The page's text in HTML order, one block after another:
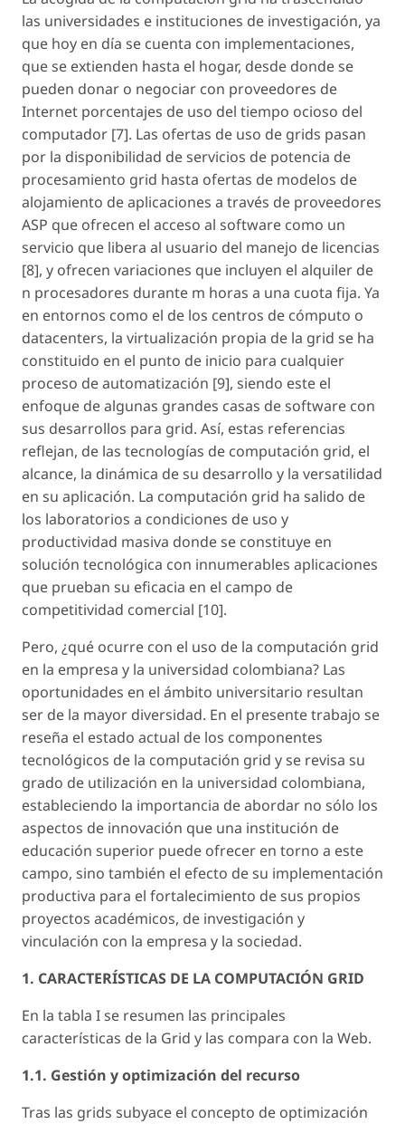
las universidades e instituciones de investigación, ya
que hoy en día se cuenta con implementaciones,
que se extienden hasta el hogar, desde donde se
pueden donar o negociar con proveedores de
Internet porcentajes de uso del tiempo ocioso del
computador [7]. Las ofertas de uso de grids pasan
por la disponibilidad de servicios de potencia de
procesamiento grid hasta ofertas de modelos de
alojamiento de aplicaciones a través de proveedores
ASP que ofrecen el acceso al software como un
servicio que libera al usuario del manejo de licencias
[8], y ofrecen variaciones que incluyen el alquiler de
n procesadores durante m horas a una cuota fija. Ya
en entornos como el de los centros de cómputo o
datacenters, la virtualización propia de la grid se ha
constituido en el punto de inicio para cualquier
proceso de automatización [9], siendo este el
enfoque de algunas grandes casas de software con
sus desarrollos para grid. Así, estas referencias
reflejan, de las tecnologías de computación grid, el
alcance, la dinámica de su desarrollo y la versatilidad
en su aplicación. La computación grid ha salido de
los laboratorios a condiciones de uso y
productividad masiva donde se constituye en
solución tecnológica con innumerables aplicaciones
que prueban su eficacia en el campo de
competitividad comercial [10].
Pero, ¿qué ocurre con el uso de la computación grid
en la empresa y la universidad colombiana? Las
oportunidades en el ámbito universitario resultan
ser de la mayor diversidad. En el presente trabajo se
reseña el estado actual de los componentes
tecnológicos de la computación grid y se revisa su
grado de utilización en la universidad colombiana,
estableciendo la importancia de abordar no sólo los
aspectos de innovación que una institución de
educación superior puede ofrecer en torno a este
campo, sino también el efecto de su implementación
productiva para el fortalecimiento de sus propios
proyectos académicos, de investigación y
vinculación con la empresa y la sociedad.
1. CARACTERÍSTICAS DE LA COMPUTACIÓN GRID
En la tabla I se resumen las principales
características de la Grid y las compara con la Web.
1.1. Gestión y optimización del recurso
Tras las grids subyace el concepto de optimización